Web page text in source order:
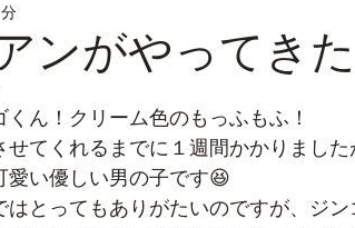
家の日常
ンがやってきた
ん！クリーム色のもっふもふ！
せてくれるまでに１週間かかりまし
愛い優しい男の子です😆
とってもありがたいのですが、ジ